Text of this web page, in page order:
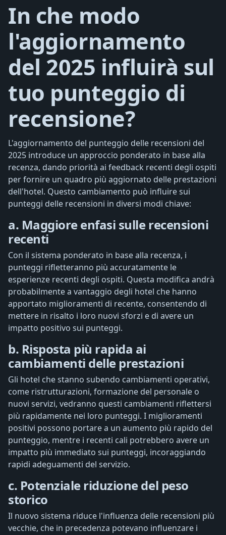
In che modo
l'aggiornamento
del 2025 influirà sul
tuo punteggio di
recensione?
L'aggiornamento del punteggio delle recensioni del
2025 introduce un approccio ponderato in base alla
recenza, dando priorità ai feedback recenti degli ospiti
per fornire un quadro più aggiornato delle prestazioni
dell'hotel. Questo cambiamento può influire sui
punteggi delle recensioni in diversi modi chiave:
a. Maggiore enfasi sulle recensioni
recenti
Con il sistema ponderato in base alla recenza, i
punteggi rifletteranno più accuratamente le
esperienze recenti degli ospiti. Questa modifica andrà
probabilmente a vantaggio degli hotel che hanno
apportato miglioramenti di recente, consentendo di
mettere in risalto i loro nuovi sforzi e di avere un
impatto positivo sui punteggi.
b. Risposta più rapida ai
cambiamenti delle prestazioni
Gli hotel che stanno subendo cambiamenti operativi,
come ristrutturazioni, formazione del personale o
nuovi servizi, vedranno questi cambiamenti riflettersi
più rapidamente nei loro punteggi. I miglioramenti
positivi possono portare a un aumento più rapido del
punteggio, mentre i recenti cali potrebbero avere un
impatto più immediato sui punteggi, incoraggiando
rapidi adeguamenti del servizio.
c. Potenziale riduzione del peso
storico
Il nuovo sistema riduce l'influenza delle recensioni più
vecchie, che in precedenza potevano influenzare i